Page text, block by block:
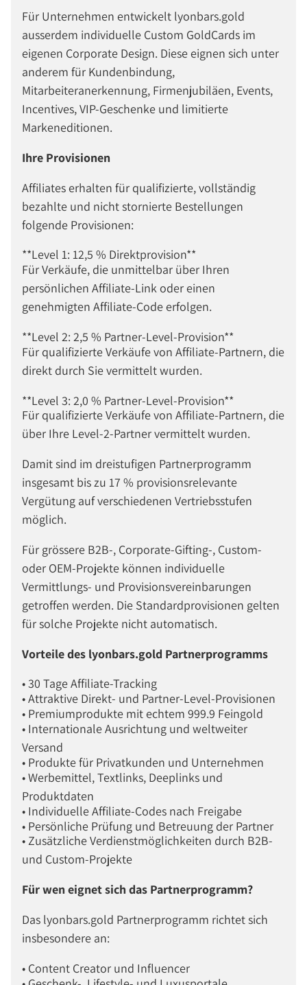
Für Unternehmen entwickelt lyonbars.gold
ausserdem individuelle Custom GoldCards im
eigenen Corporate Design. Diese eignen sich unter
anderem für Kundenbindung,
Mitarbeiteranerkennung, Firmenjubiläen, Events,
Incentives, VIP-Geschenke und limitierte
Markeneditionen.
Ihre Provisionen
Affiliates erhalten für qualifizierte, vollständig
bezahlte und nicht stornierte Bestellungen
folgende Provisionen:
**Level 1: 12,5 % Direktprovision**
Für Verkäufe, die unmittelbar über Ihren
persönlichen Affiliate-Link oder einen
genehmigten Affiliate-Code erfolgen.
**Level 2: 2,5 % Partner-Level-Provision**
Für qualifizierte Verkäufe von Affiliate-Partnern, die
direkt durch Sie vermittelt wurden.
**Level 3: 2,0 % Partner-Level-Provision**
Für qualifizierte Verkäufe von Affiliate-Partnern, die
über Ihre Level-2-Partner vermittelt wurden.
Damit sind im dreistufigen Partnerprogramm
insgesamt bis zu 17 % provisionsrelevante
Vergütung auf verschiedenen Vertriebsstufen
möglich.
Für grössere B2B-, Corporate-Gifting-, Custom-
oder OEM-Projekte können individuelle
Vermittlungs- und Provisionsvereinbarungen
getroffen werden. Die Standardprovisionen gelten
für solche Projekte nicht automatisch.
Vorteile des lyonbars.gold Partnerprogramms
• 30 Tage Affiliate-Tracking
• Attraktive Direkt- und Partner-Level-Provisionen
• Premiumprodukte mit echtem 999.9 Feingold
• Internationale Ausrichtung und weltweiter
Versand
• Produkte für Privatkunden und Unternehmen
• Werbemittel, Textlinks, Deeplinks und
Produktdaten
• Individuelle Affiliate-Codes nach Freigabe
• Persönliche Prüfung und Betreuung der Partner
• Zusätzliche Verdienstmöglichkeiten durch B2B-
und Custom-Projekte
Für wen eignet sich das Partnerprogramm?
Das lyonbars.gold Partnerprogramm richtet sich
insbesondere an:
• Content Creator und Influencer